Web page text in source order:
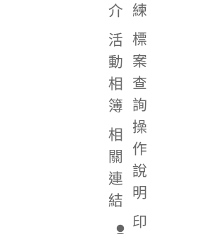
介
活
動
相
簿
相
關
連
結
練
標
案
查
詢
操
作
說
明
印